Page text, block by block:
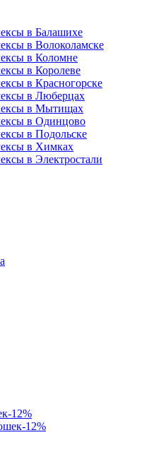
в Балашихе
в Волоколамске
в Коломне
в Королеве
в Красногорске
в Люберцах
в Мытищах
в Одинцово
в Подольске
в Химках
в Электростали
12%
12%